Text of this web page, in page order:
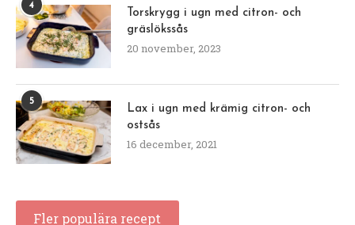
4
Torskrygg i ugn med citron- och
gräslökssås
20 november, 2023
5
Lax i ugn med krämig citron- och
ostsås
16 december, 2021
Fler populära recept